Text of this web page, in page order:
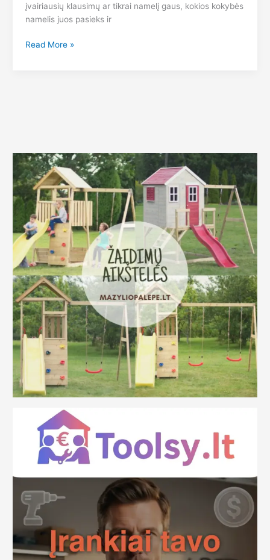
įvairiausių klausimų ar tikrai namelį gaus, kokios kokybės
namelis juos pasieks ir
Žaidimų
Read More »